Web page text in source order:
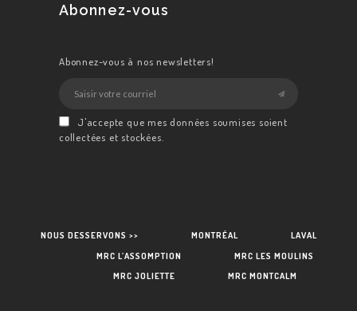
Abonnez-vous
Abonnez-vous à nos newsletters!
J'accepte que mes données soumises soient
collectées et stockées.
NOUS DESSERVONS >> MONTRÉAL
LAVAL
MRC L’ASSOMPTION
MRC LES MOULINS
MRC JOLIETTE
MRC MONTCALM